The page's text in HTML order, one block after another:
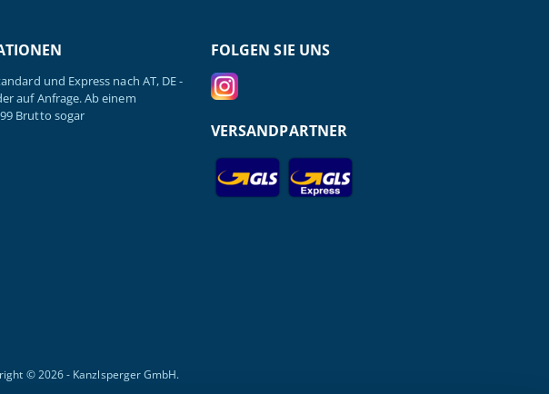
und Express nach AT, DE -
auf Anfrage. Ab einem
Brutto sogar
FOLGEN SIE UNS
VERSANDPARTNER
© 2026 - Kanzlsperger GmbH.